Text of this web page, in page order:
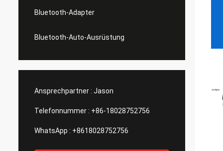
Bluetooth-Adapter
Bluetooth-Auto-Ausrüstung
Ansprechpartner : Jason
Telefonnummer : +86-18028752756
WhatsApp : +8618028752756